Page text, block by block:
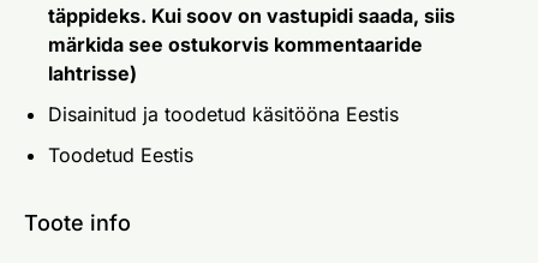
täppideks. Kui soov on vastupidi saada, siis
märkida see ostukorvis kommentaaride
lahtrisse)
Disainitud ja toodetud käsitööna Eestis
Toodetud Eestis
Toote info